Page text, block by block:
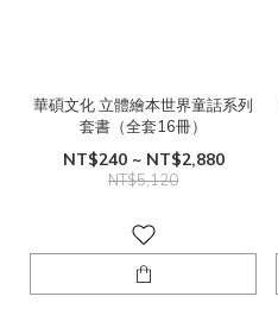
華碩文化 立體繪本世界童話系列
套書（全套16冊）
NT$240 ~ NT$2,880
NT$5,120